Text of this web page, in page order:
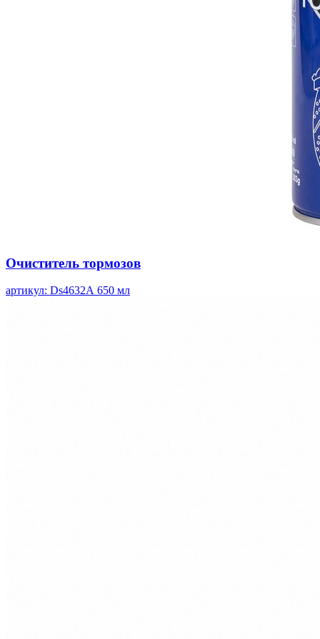
Очиститель тормозов
артикул: Ds4632А 650 мл